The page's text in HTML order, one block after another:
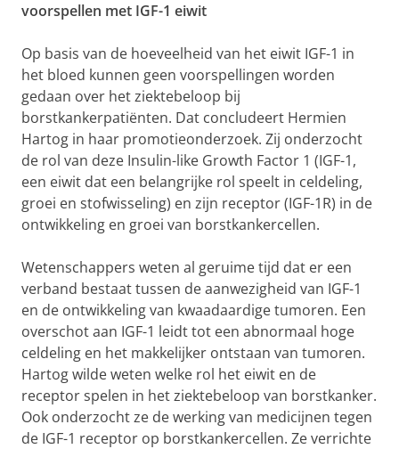
voorspellen met IGF-1 eiwit
Op basis van de hoeveelheid van het eiwit IGF-1 in
het bloed kunnen geen voorspellingen worden
gedaan over het ziektebeloop bij
borstkankerpatiënten. Dat concludeert Hermien
Hartog in haar promotieonderzoek. Zij onderzocht
de rol van deze Insulin-like Growth Factor 1 (IGF-1,
een eiwit dat een belangrijke rol speelt in celdeling,
groei en stofwisseling) en zijn receptor (IGF-1R) in de
ontwikkeling en groei van borstkankercellen.
Wetenschappers weten al geruime tijd dat er een
verband bestaat tussen de aanwezigheid van IGF-1
en de ontwikkeling van kwaadaardige tumoren. Een
overschot aan IGF-1 leidt tot een abnormaal hoge
celdeling en het makkelijker ontstaan van tumoren.
Hartog wilde weten welke rol het eiwit en de
receptor spelen in het ziektebeloop van borstkanker.
Ook onderzocht ze de werking van medicijnen tegen
de IGF-1 receptor op borstkankercellen. Ze verrichte